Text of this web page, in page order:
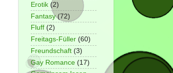
Erotik (2)
Fantasy (72)
Fluff (2)
Freitags-Füller (60)
Freundschaft (3)
Gay Romance (17)